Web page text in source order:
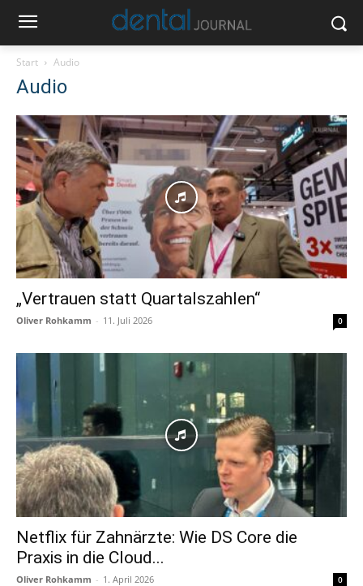
Start Audio
Audio
„Vertrauen statt Quartalszahlen“
Oliver Rohkamm - 11. Juli 2026 0
Netflix für Zahnärzte: Wie DS Core die
Praxis in die Cloud...
Oliver Rohkamm - 1. April 2026 0